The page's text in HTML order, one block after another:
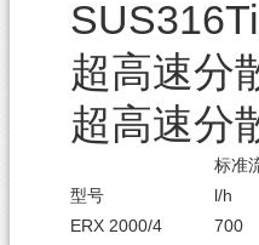
SUS316Ti
超高速分
超高速分
标准
型号
l/h
ERX 2000/4
700